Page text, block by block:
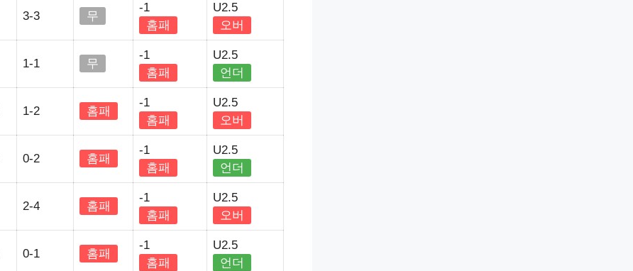
3-3 무
-1
홈패
U2.5
오버
1-1 무
-1
홈패
U2.5
언더
1-2 홈패
-1
홈패
U2.5
오버
0-2 홈패
-1
홈패
U2.5
언더
2-4 홈패
-1
홈패
U2.5
오버
0-1 홈패
-1
홈패
U2.5
언더